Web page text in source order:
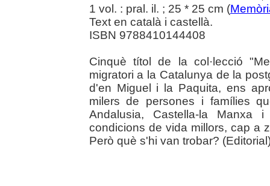
1 vol. : pral. il. ; 25 * 25 cm (
Text en català i castellà.
ISBN 9788410144408
Cinquè títol de la col·lecció
migratori a la Catalunya de la
d'en Miguel i la Paquita, ens
milers de persones i famílies
Andalusia, Castella-la Manxa
condicions de vida millors, cap a
Però què s'hi van trobar?